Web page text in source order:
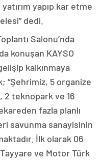
yapıp kar etme
dedi.
Salonu’nda
konuşan KAYSO
kalkınmaya
“Şehrimiz, 5 organize
2 teknopark ve 16
fazla planlı
savunma sanayisinin
İlk olarak 06
ve Motor Türk